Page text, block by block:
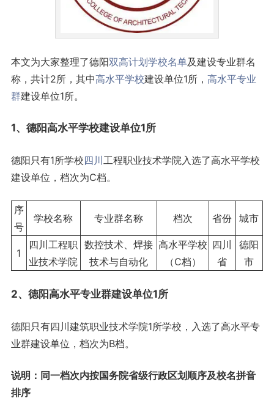
本文为大家整理了德阳双高计划学校名单及建设专业群名
称，共计2所，其中高水平学校建设单位1所， 高水平专业
群建设单位1所。
1、德阳高水平学校建设单位1所
德阳只有1所学校四川 工程职业技术学院入选了高水平学校
建设单位，档次为C档。
序
号
学校名称 专业群名称 档次 省份 城市
1
四川工程职
业技术学院
数控技术、焊接
技术与自动化
高水平学校
（C档）
四川
省
德阳
市
2、德阳高水平专业群建设单位1所
德阳只有四川建筑职业技术学院1所学校，入选了高水平专
业群建设单位，档次为B档。
说明：同一档次内按国务院省级行政区划顺序及校名拼音
排序